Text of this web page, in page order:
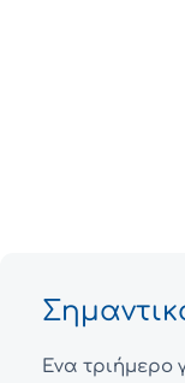
Ένα τριήμερο